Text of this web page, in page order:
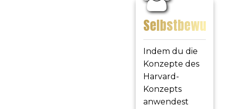
Indem du die
Konzepte des
Harvard-
Konzepts
anwendest